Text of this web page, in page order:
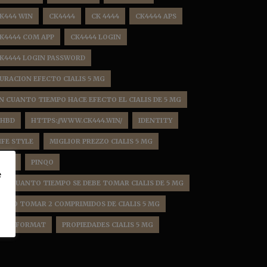
WIN CK4444 CK 4444 CK4444 APS
COM APP CK4444 LOGIN
LOGIN PASSWORD
EFECTO CIALIS 5 MG
CUANTO TIEMPO HACE EFECTO EL CIALIS DE 5 MG
HTTPS://WWW.CK444.WIN/ IDENTITY
STYLE MIGLIOR PREZZO CIALIS 5 MG
PINQO
CUANTO TIEMPO SE DEBE TOMAR CIALIS DE 5 MG
TOMAR 2 COMPRIMIDOS DE CIALIS 5 MG
FORMAT PROPIEDADES CIALIS 5 MG